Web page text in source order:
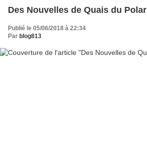
Des Nouvelles de Quais du Polar
Publié le 05/06/2018 à 22:34
Par blog813